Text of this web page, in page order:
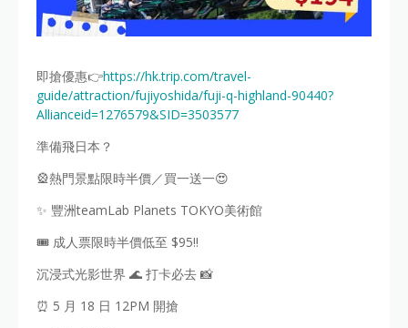
即搶優惠👉https://hk.trip.com/travel-
guide/attraction/fujiyoshida/fuji-q-highland-90440?
Allianceid=1276579&SID=3503577
準備飛日本？
🎡熱門景點限時半價／買一送一😍
✨ 豐洲teamLab Planets TOKYO美術館
🎟️ 成人票限時半價低至 $95‼️
沉浸式光影世界 🌊 打卡必去 📸
⏰ 5 月 18 日 12PM 開搶